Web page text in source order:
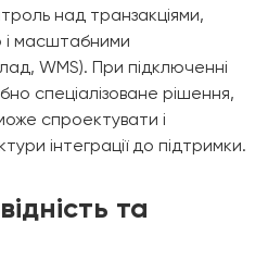
над транзакціями,
масштабними
WMS). При підключенні
спеціалізоване рішення,
спроектувати і
інтеграції до підтримки.
та